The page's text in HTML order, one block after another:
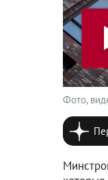
Фото,